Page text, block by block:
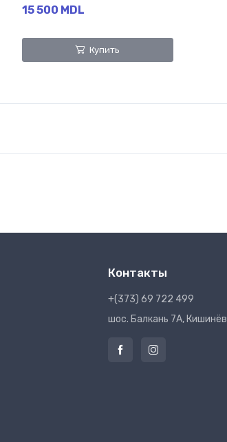
15 500 MDL
Купить
Контакты
+(373) 69 722 499
шос. Балкань 7A, Кишинёв